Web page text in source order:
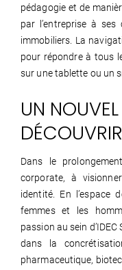
pédagogie et de
par l’entreprise à
immobiliers. La
pour répondre à tous
sur une tablette ou un
UN
Dans le
corporate, à
identité. En
femmes et les
passion au sein
dans la
pharmaceutique,